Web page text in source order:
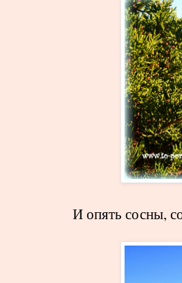
И опять сосны,